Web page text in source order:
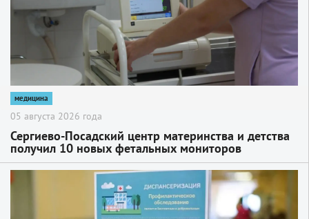
медицина
05 августа 2026 года
Сергиево-Посадский центр материнства и детства
получил 10 новых фетальных мониторов